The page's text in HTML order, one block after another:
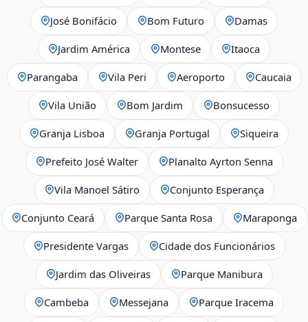
José Bonifácio Bom Futuro Damas
Jardim América Montese Itaoca
Parangaba Vila Peri Aeroporto Caucaia
Vila União Bom Jardim Bonsucesso
Granja Lisboa Granja Portugal Siqueira
Prefeito José Walter Planalto Ayrton Senna
Vila Manoel Sátiro Conjunto Esperança
Conjunto Ceará Parque Santa Rosa Maraponga
Presidente Vargas Cidade dos Funcionários
Jardim das Oliveiras Parque Manibura
Cambeba Messejana Parque Iracema